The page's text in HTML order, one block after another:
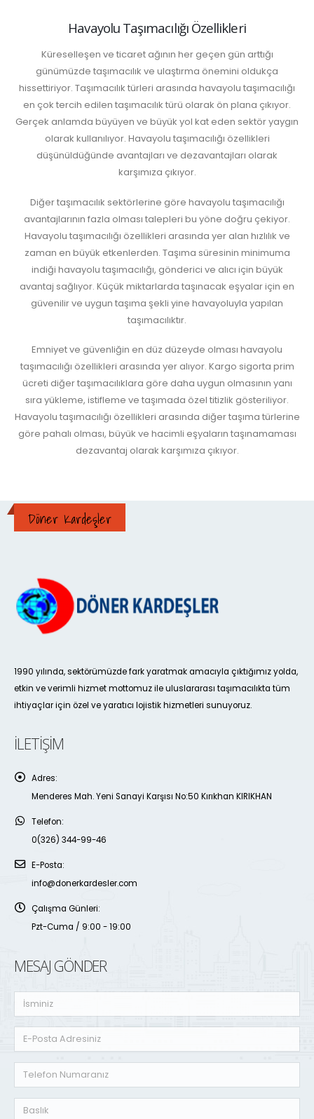
Havayolu Taşımacılığı Özellikleri
Küreselleşen ve ticaret ağının her geçen gün arttığı
günümüzde taşımacılık ve ulaştırma önemini oldukça
hissettiriyor. Taşımacılık türleri arasında havayolu taşımacılığı
en çok tercih edilen taşımacılık türü olarak ön plana çıkıyor.
Gerçek anlamda büyüyen ve büyük yol kat eden sektör yaygın
olarak kullanılıyor. Havayolu taşımacılığı özellikleri
düşünüldüğünde avantajları ve dezavantajları olarak
karşımıza çıkıyor.
Diğer taşımacılık sektörlerine göre havayolu taşımacılığı
avantajlarının fazla olması talepleri bu yöne doğru çekiyor.
Havayolu taşımacılığı özellikleri arasında yer alan hızlılık ve
zaman en büyük etkenlerden. Taşıma süresinin minimuma
indiği havayolu taşımacılığı, gönderici ve alıcı için büyük
avantaj sağlıyor. Küçük miktarlarda taşınacak eşyalar için en
güvenilir ve uygun taşıma şekli yine havayoluyla yapılan
taşımacılıktır.
Emniyet ve güvenliğin en düz düzeyde olması havayolu
taşımacılığı özellikleri arasında yer alıyor. Kargo sigorta prim
ücreti diğer taşımacılıklara göre daha uygun olmasının yanı
sıra yükleme, istifleme ve taşımada özel titizlik gösteriliyor.
Havayolu taşımacılığı özellikleri arasında diğer taşıma türlerine
göre pahalı olması, büyük ve hacimli eşyaların taşınamaması
dezavantaj olarak karşımıza çıkıyor.
Döner Kardeşler
1990 yılında, sektörümüzde fark yaratmak amacıyla çıktığımız yolda,
etkin ve verimli hizmet mottomuz ile uluslararası taşımacılıkta tüm
ihtiyaçlar için özel ve yaratıcı lojistik hizmetleri sunuyoruz.
İLETIŞIM
Adres:
Menderes Mah. Yeni Sanayi Karşısı No:50 Kırıkhan KIRIKHAN
Telefon:
0(326) 344-99-46
E-Posta:
info@donerkardesler.com
Çalışma Günleri:
Pzt-Cuma / 9:00 - 19:00
MESAJ GÖNDER